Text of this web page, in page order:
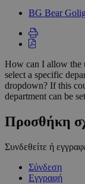
BG Bear
How can I allow the
select a specific
dropdown? If this
department can be
Προσθήκη
Συνδεθείτε ή
Σύνδεση
Εγγραφή